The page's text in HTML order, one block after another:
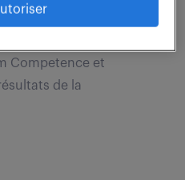
Competence et
de la